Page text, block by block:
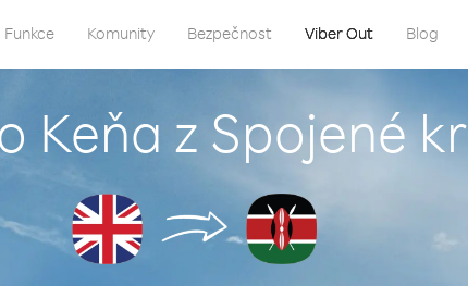
Funkce Komunity Bezpečnost Viber Out Blog
Keňa z Spojené